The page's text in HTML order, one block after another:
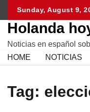
content
Sunday, August 9,
Holanda
Noticias en español
HOME
NOTICIAS
Tag: